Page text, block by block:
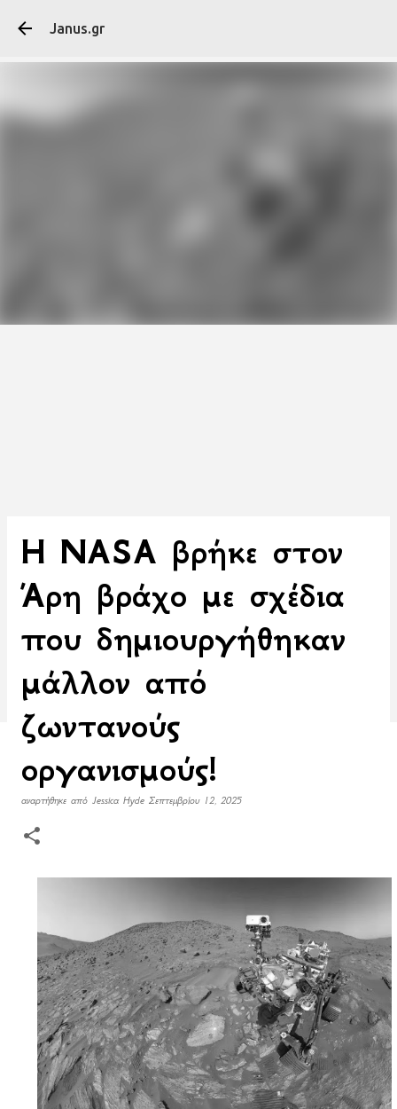
Janus.gr
H NASA βρήκε στον
Άρη βράχο με σχέδια
που δημιουργήθηκαν
μάλλον από
ζωντανούς
οργανισμούς!
αναρτήθηκε από Jessica Hyde Σεπτεμβρίου 12, 2025